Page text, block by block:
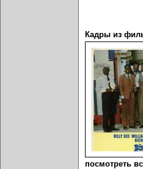
Кадры из
посмотреть